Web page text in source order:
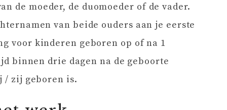
de moeder, de duomoeder of de vader.
van beide ouders aan je eerste
voor kinderen geboren op of na 1
binnen drie dagen na de geboorte
/ zij geboren is.